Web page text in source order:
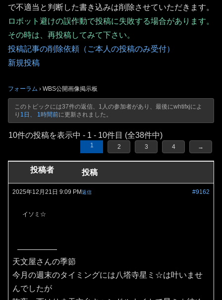
で不適当と判断した書き込みは削除させていただきます。
ロボット避けの誤作動で投稿に失敗する場合があります。
その時は、再投稿してみて下さい。
投稿記事の削除依頼（ご本人の投稿のみ受付）
新規投稿
フォーラム › WBS公開画像掲示板
このトピックには37件の返信、1人の参加者があり、最後にwhtifxjによ
り 1日、 1時間前に更新されました。
10件の投稿を表示中 - 1 - 10件目 (全38件中)
1 2 3 4 →
投稿者 投稿
2025年12月21日 9:09 PM #9162
返信
イソミ☆
天文屋さんの季節
今月の週末のタイミングには八塔寺星ミ☆は叶いませ
んでしたが